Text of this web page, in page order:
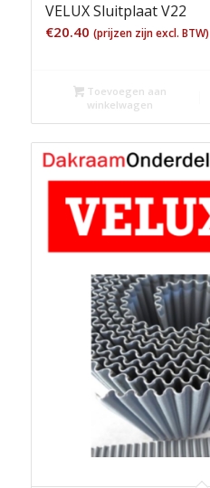
VELUX Sluitplaat V22
€20.40 (prijzen zijn excl. BTW)
Toevoegen aan
winkelwagen